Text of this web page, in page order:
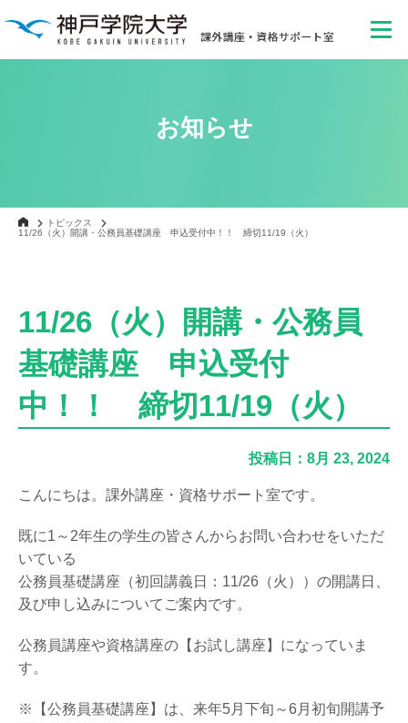
お知らせ
トピックス
11/26（火）開講・公務員基礎講座 申込受付中！！ 締切11/19（火）
11/26（火）開講・公務員
基礎講座 申込受付
中！！ 締切11/19（火）
投稿日：8月 23, 2024
こんにちは。課外講座・資格サポート室です。
既に1～2年生の学生の皆さんからお問い合わせをいただ
いている
公務員基礎講座（初回講義日：11/26（火））の開講日、
及び申し込みについてご案内です。
公務員講座や資格講座の【お試し講座】になっていま
す。
※【公務員基礎講座】は、来年5月下旬～6月初旬開講予